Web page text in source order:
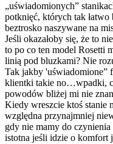
„uświadomionych”
potknięć, których tak
beztrosko naszywane na
Jeśli okazałoby się, że to
to po co ten model Rosetti
linią pod bluzkami? Nie
Tak jakby 'uświadomione”
klientki takie no…wpadki,
powodów bliżej mi nie
Kiedy wreszcie ktoś stanie
względna przynajmniej
gdy nie mamy do
istotna jeśli idzie o komfort